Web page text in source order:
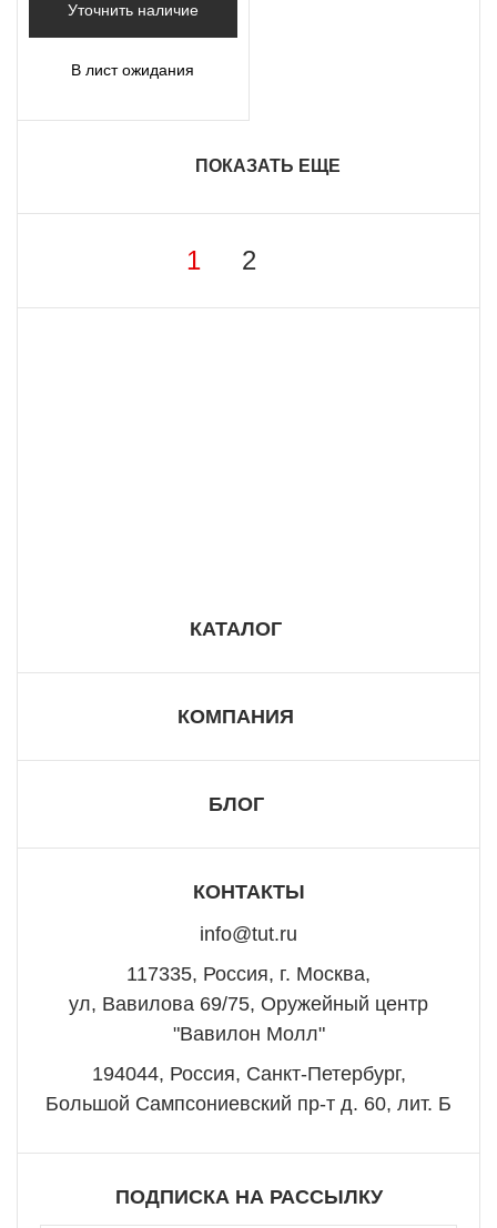
Уточнить наличие
В лист ожидания
ПОКАЗАТЬ ЕЩЕ
1 2
КАТАЛОГ
КОМПАНИЯ
БЛОГ
КОНТАКТЫ
info@tut.ru
117335, Россия, г. Москва,
ул, Вавилова 69/75, Оружейный центр
"Вавилон Молл"
194044, Россия, Санкт-Петербург,
Большой Сампсониевский пр-т д. 60, лит. Б
ПОДПИСКА НА РАССЫЛКУ